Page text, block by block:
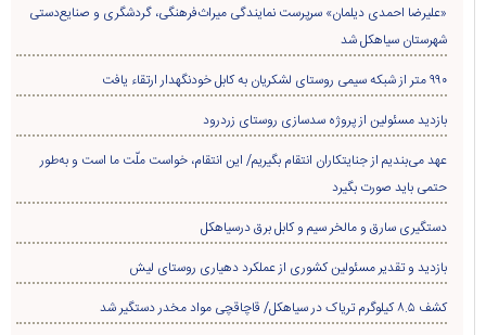
«علیرضا احمدی دیلمان» سرپرست نمایندگی میراث‌فرهنگی، گردشگری و صنایع‌دستی
شهرستان سیاهکل شد
۹۹۰ متر از شبکه سیمی روستای لشکریان به کابل خودنگهدار ارتقاء یافت
بازدید مسئولین از پروژه سدسازی روستای زردرود
عهد می‌بندیم از جنایتکاران انتقام بگیریم/ این انتقام، خواست ملّت ما است و به‌طور
حتمی باید صورت بگیرد
دستگیری سارق و مالخر سیم و کابل برق درسیاهکل
بازدید و تقدیر مسئولین کشوری از عملکرد دهیاری روستای لیش
کشف ۸.۵ کیلوگرم تریاک در سیاهکل/ قاچاقچی مواد مخدر دستگیر شد